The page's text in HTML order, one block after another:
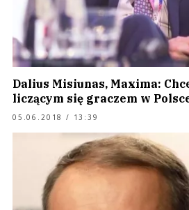
Dalius Misiunas, Maxima:
liczącym się graczem w
05.06.2018 / 13:39